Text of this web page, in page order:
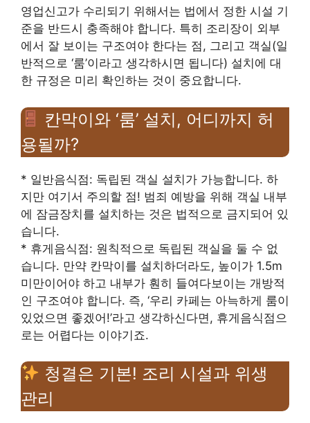
영업신고가 수리되기 위해서는 법에서 정한 시설 기
준을 반드시 충족해야 합니다. 특히 조리장이 외부
에서 잘 보이는 구조여야 한다는 점, 그리고 객실(일
반적으로 ‘룸’이라고 생각하시면 됩니다) 설치에 대
한 규정은 미리 확인하는 것이 중요합니다.
칸막이와 ‘룸’ 설치, 어디까지 허
용될까?
* 일반음식점: 독립된 객실 설치가 가능합니다. 하
지만 여기서 주의할 점! 범죄 예방을 위해 객실 내부
에 잠금장치를 설치하는 것은 법적으로 금지되어 있
습니다.
* 휴게음식점: 원칙적으로 독립된 객실을 둘 수 없
습니다. 만약 칸막이를 설치하더라도, 높이가 1.5m
미만이어야 하고 내부가 훤히 들여다보이는 개방적
인 구조여야 합니다. 즉, ‘우리 카페는 아늑하게 룸이
있었으면 좋겠어!’라고 생각하신다면, 휴게음식점으
로는 어렵다는 이야기죠.
청결은 기본! 조리 시설과 위생
관리